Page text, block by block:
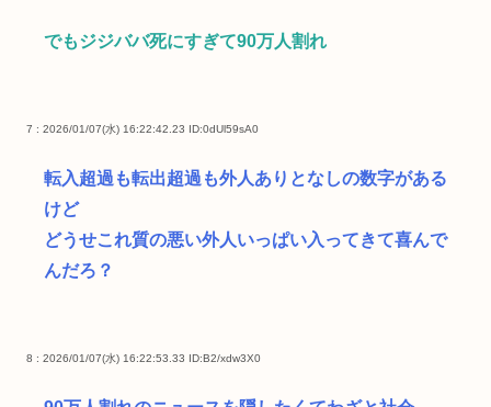
でもジジババ死にすぎて90万人割れ
7 : 2026/01/07(水) 16:22:42.23 ID:0dUl59sA0
転入超過も転出超過も外人ありとなしの数字がある
けど
どうせこれ質の悪い外人いっぱい入ってきて喜んで
んだろ？
8 : 2026/01/07(水) 16:22:53.33 ID:B2/xdw3X0